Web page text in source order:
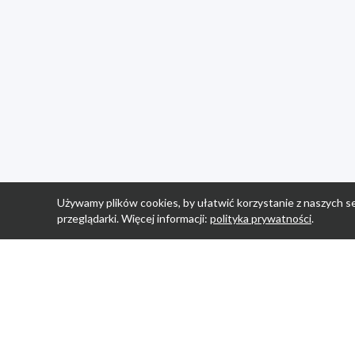
Używamy plików cookies, by ułatwić korzystanie z naszych
przeglądarki. Więcej informacji: polityka prywatności.